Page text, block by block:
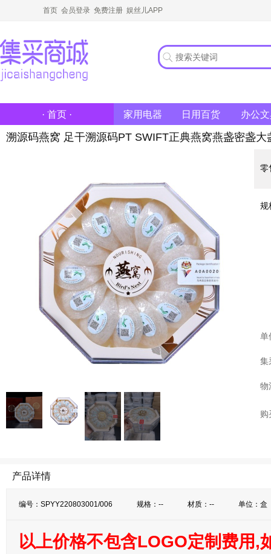
首页 会员登录 免费注册 娱丝儿APP
· 首页 · 家用电器 日用百货 办公
溯源码燕窝 足干溯源码PT SWIFT正典燕窝燕盏密盏大
零
规
单
集
物
购
产品详情
编号：SPYY220803001/006 规格：-- 材质：-- 单位：盒
以上价格不包含LOGO定制费用,